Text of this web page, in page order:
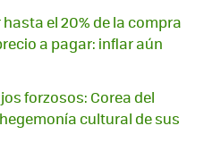
el 20% de la compra
a pagar: inflar aún
forzosos: Corea del
cultural de sus